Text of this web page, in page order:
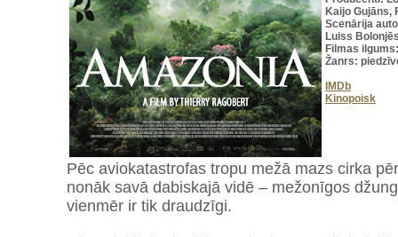
Kaijo Gujāns,
Scenārija
Luiss
Filmas
Žanrs:
IMDb
Kinopoisk
Pēc aviokatastrofas tropu mežā mazs cirka
nonāk savā dabiskajā vidē – mežonīgos
vienmēr ir tik draudzīgi.